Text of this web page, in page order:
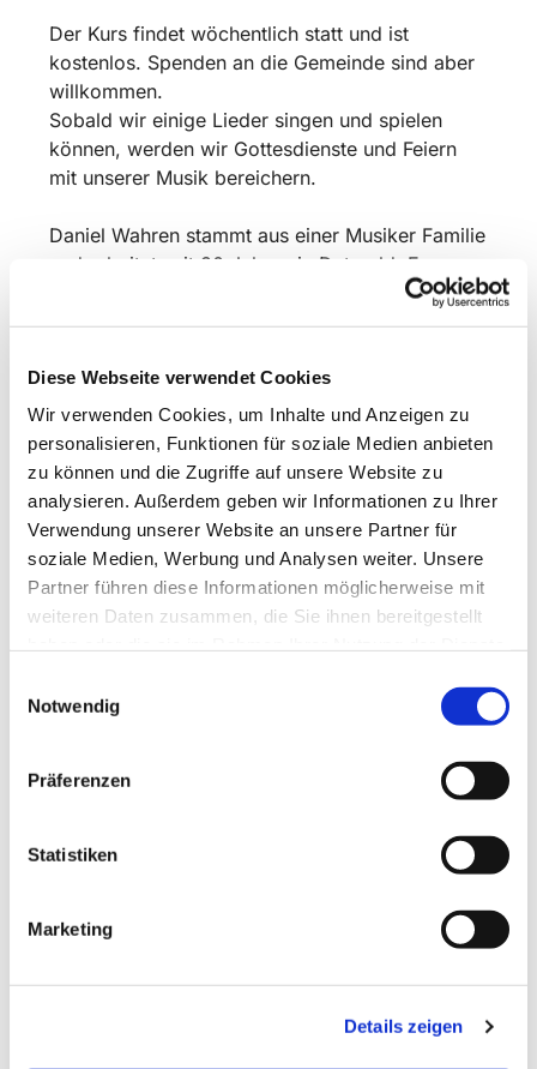
Diese Webseite verwendet Cookies
Wir verwenden Cookies, um Inhalte und Anzeigen zu
personalisieren, Funktionen für soziale Medien anbieten
zu können und die Zugriffe auf unsere Website zu
analysieren. Außerdem geben wir Informationen zu Ihrer
Verwendung unserer Website an unsere Partner für
soziale Medien, Werbung und Analysen weiter. Unsere
Partner führen diese Informationen möglicherweise mit
weiteren Daten zusammen, die Sie ihnen bereitgestellt
Notwendig
Präferenzen
Statistiken
Marketing
Details zeigen
Der Kurs findet wöchentlich statt und ist
kostenlos. Spenden an die Gemeinde sind aber
willkommen.
Sobald wir einige Lieder singen und spielen
können, werden wir Gottesdienste und Feiern
mit unserer Musik bereichern.
Daniel Wahren stammt aus einer Musiker Familie
und arbeitet seit 30 Jahren in Detmold: Er war
als Musiker und Komponist 10 Jahre am
Landestheater tätig und tourt mit seiner
und Konzerte. Er veröffentlichte 30 Alben und
betreibt in Detmold seine kleine Musikschule
„Wahrens Musikhaus“. Sein kirchliches
Engagement führte ihn zu verschiedenen
Klöstern, wo er als Dozent und Leiter
Workshops betreibt: U.a. in Coesfeld, Loccum,
Möllenbeck, Burg Sternberg oder Burg
Blankenheim.